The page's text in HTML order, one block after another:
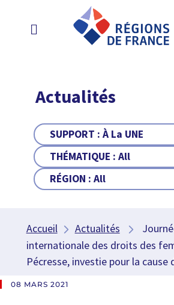
Actualités
SUPPORT :À La UNE
THÉMATIQUE :All
RÉGION :All
Accueil Actualités
internationale des droits des
Pécresse, investie pour la cause
08 MARS 2021